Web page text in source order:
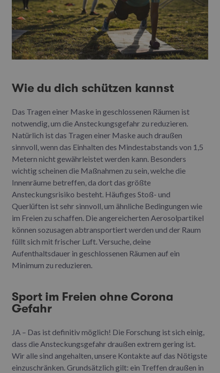
Wie du dich schützen kannst
Das Tragen einer Maske in geschlossenen Räumen ist
notwendig, um die Ansteckungsgefahr zu reduzieren.
Natürlich ist das Tragen einer Maske auch draußen
sinnvoll, wenn das Einhalten des Mindestabstands von 1,5
Metern nicht gewährleistet werden kann. Besonders
wichtig scheinen die Maßnahmen zu sein, welche die
Innenräume betreffen, da dort das größte
Ansteckungsrisiko besteht. Häufiges Stoß- und
Querlüften ist sehr sinnvoll, um ähnliche Bedingungen wie
im Freien zu schaffen. Die angereicherten Aerosolpartikel
können sozusagen abtransportiert werden und der Raum
füllt sich mit frischer Luft. Versuche, deine
Aufenthaltsdauer in geschlossenen Räumen auf ein
Minimum zu reduzieren.
Sport im Freien ohne Corona
Gefahr
JA – Das ist definitiv möglich! Die Forschung ist sich einig,
dass die Ansteckungsgefahr draußen extrem gering ist.
Wir alle sind angehalten, unsere Kontakte auf das Nötigste
einzuschränken. Grundsätzlich gilt: ein Treffen draußen in